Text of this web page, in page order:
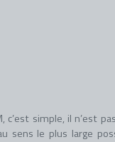
c’est simple, il n’est
sens le plus large